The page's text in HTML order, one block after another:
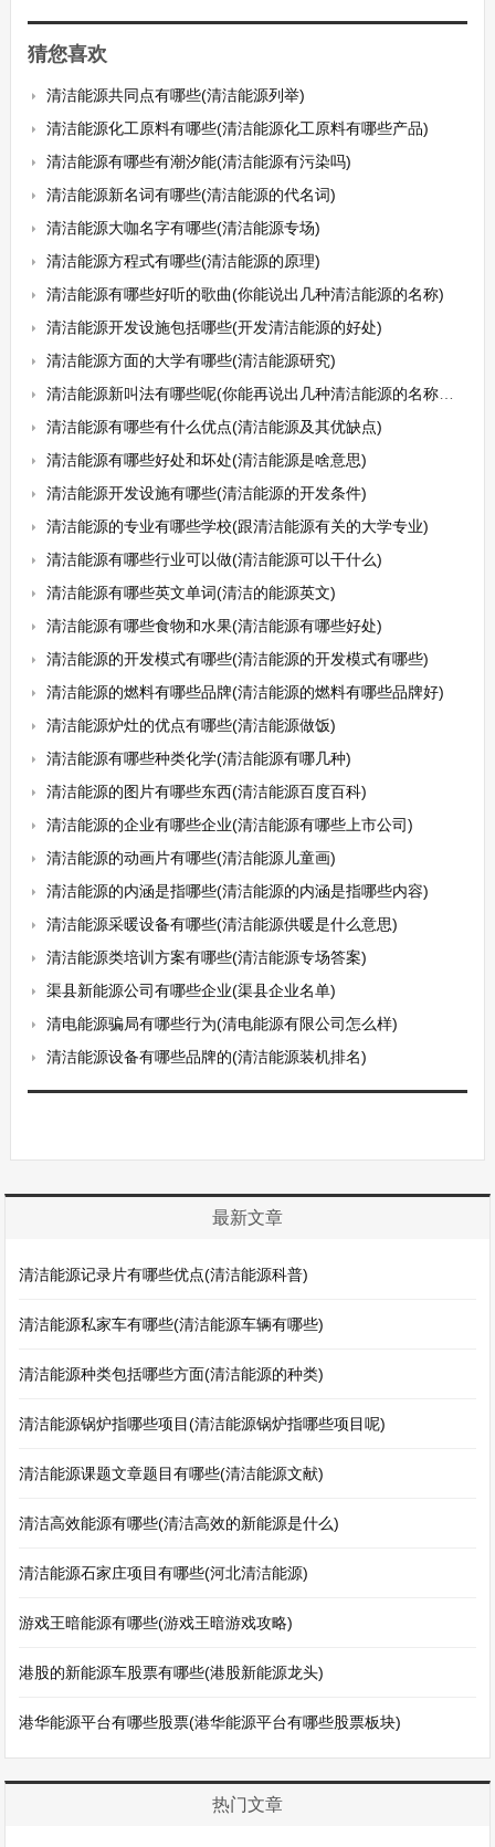
猜您喜欢
清洁能源共同点有哪些(清洁能源列举)
清洁能源化工原料有哪些(清洁能源化工原料有哪些产品)
清洁能源有哪些有潮汐能(清洁能源有污染吗)
清洁能源新名词有哪些(清洁能源的代名词)
清洁能源大咖名字有哪些(清洁能源专场)
清洁能源方程式有哪些(清洁能源的原理)
清洁能源有哪些好听的歌曲(你能说出几种清洁能源的名称)
清洁能源开发设施包括哪些(开发清洁能源的好处)
清洁能源方面的大学有哪些(清洁能源研究)
清洁能源新叫法有哪些呢(你能再说出几种清洁能源的名称来吗)
清洁能源有哪些有什么优点(清洁能源及其优缺点)
清洁能源有哪些好处和坏处(清洁能源是啥意思)
清洁能源开发设施有哪些(清洁能源的开发条件)
清洁能源的专业有哪些学校(跟清洁能源有关的大学专业)
清洁能源有哪些行业可以做(清洁能源可以干什么)
清洁能源有哪些英文单词(清洁的能源英文)
清洁能源有哪些食物和水果(清洁能源有哪些好处)
清洁能源的开发模式有哪些(清洁能源的开发模式有哪些)
清洁能源的燃料有哪些品牌(清洁能源的燃料有哪些品牌好)
清洁能源炉灶的优点有哪些(清洁能源做饭)
清洁能源有哪些种类化学(清洁能源有哪几种)
清洁能源的图片有哪些东西(清洁能源百度百科)
清洁能源的企业有哪些企业(清洁能源有哪些上市公司)
清洁能源的动画片有哪些(清洁能源儿童画)
清洁能源的内涵是指哪些(清洁能源的内涵是指哪些内容)
清洁能源采暖设备有哪些(清洁能源供暖是什么意思)
清洁能源类培训方案有哪些(清洁能源专场答案)
渠县新能源公司有哪些企业(渠县企业名单)
清电能源骗局有哪些行为(清电能源有限公司怎么样)
清洁能源设备有哪些品牌的(清洁能源装机排名)
最新文章
清洁能源记录片有哪些优点(清洁能源科普)
清洁能源私家车有哪些(清洁能源车辆有哪些)
清洁能源种类包括哪些方面(清洁能源的种类)
清洁能源锅炉指哪些项目(清洁能源锅炉指哪些项目呢)
清洁能源课题文章题目有哪些(清洁能源文献)
清洁高效能源有哪些(清洁高效的新能源是什么)
清洁能源石家庄项目有哪些(河北清洁能源)
游戏王暗能源有哪些(游戏王暗游戏攻略)
港股的新能源车股票有哪些(港股新能源龙头)
港华能源平台有哪些股票(港华能源平台有哪些股票板块)
热门文章